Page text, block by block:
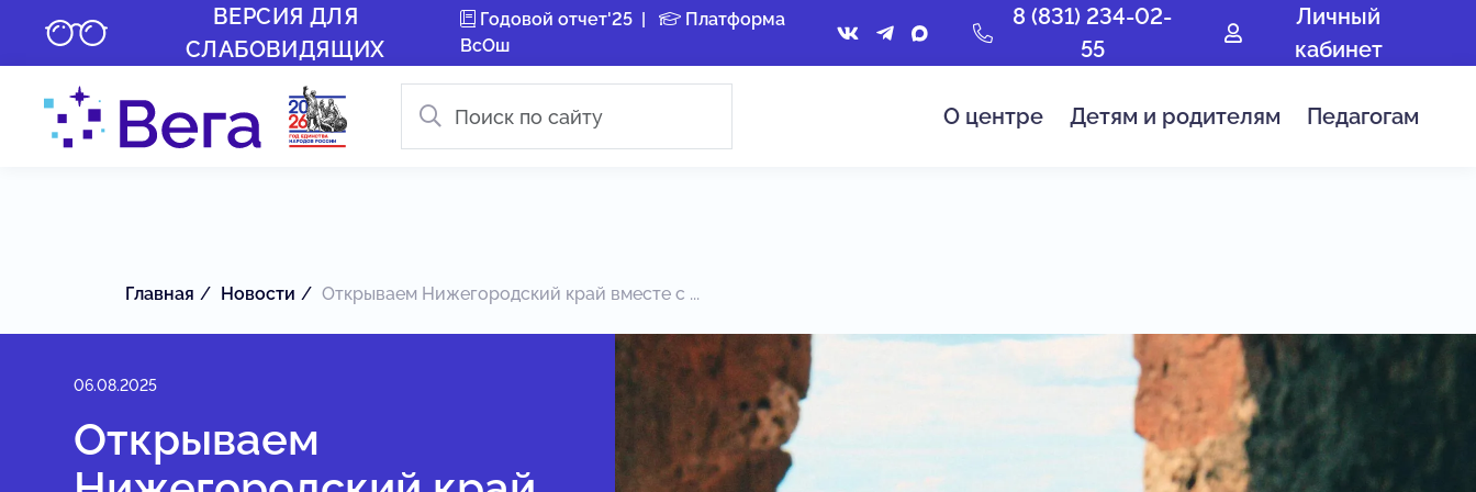
ВЕРСИЯ ДЛЯ
СЛАБОВИДЯЩИХ
Годовой отчет'25|
Платформа
ВсОш
8 (831) 234-02-
55
Личный
кабинет
О центре Детям и родителям Педагогам
Главная Новости Открываем Нижегородский край вместе с ...
06.08.2025
Открываем